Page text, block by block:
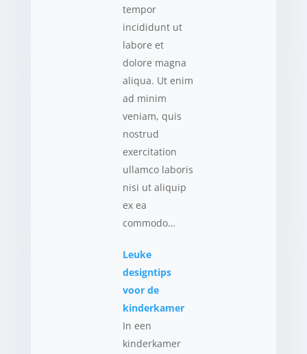
tempor
incididunt ut
labore et
dolore magna
aliqua. Ut enim
ad minim
veniam, quis
nostrud
exercitation
ullamco laboris
nisi ut aliquip
ex ea
commodo…
Leuke
designtips
voor de
kinderkamer
In een
kinderkamer